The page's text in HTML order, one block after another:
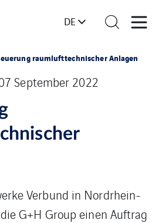
DE
raumlufttechnischer Anlagen
September 2022
Verbund in Nordrhein-
G+H Group einen Auftrag